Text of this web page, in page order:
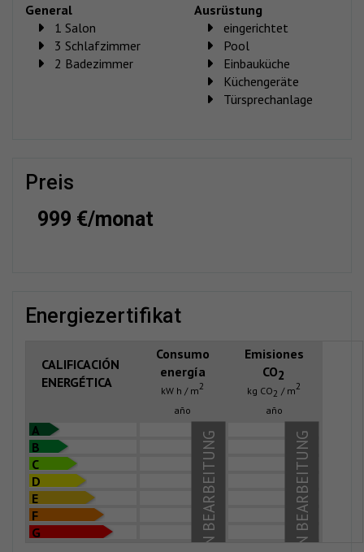
General
1 Salon
3 Schlafzimmer
2 Badezimmer
Ausrüstung
eingerichtet
Pool
Einbauküche
Küchengeräte
Türsprechanlage
preis
999 €/monat
energiezertifikat
CALIFICACIÓN
ENERGÉTICA
Consumo
energía
kW h / m2
año
Emisiones
CO2
kg CO2 / m2
año
A
B
C
D
E
F
G
IN BEARBEITUNG
IN BEARBEITUNG